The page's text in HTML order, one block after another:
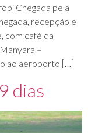
Chegada pela
recepção e
com café da
–
ao aeroporto […]
dias